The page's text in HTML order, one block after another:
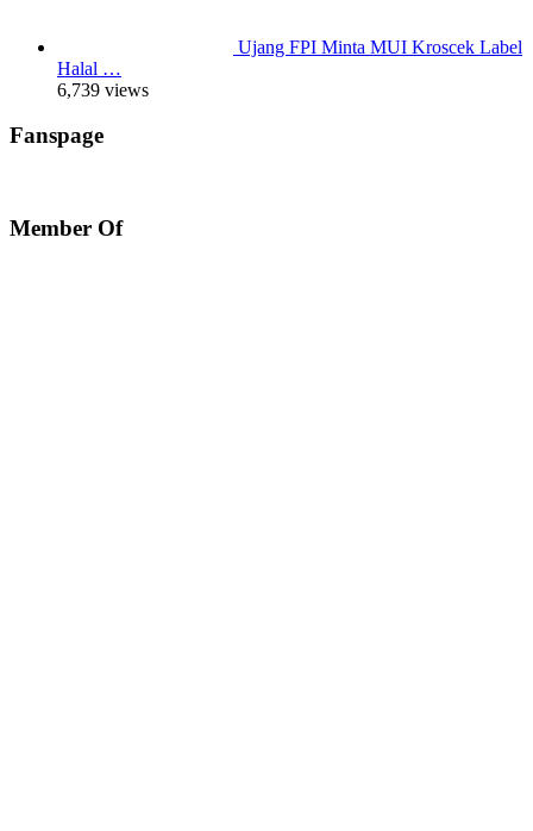
Ujang FPI Minta MUI Kroscek Label
Halal …
6,739 views
Fanspage
Member Of